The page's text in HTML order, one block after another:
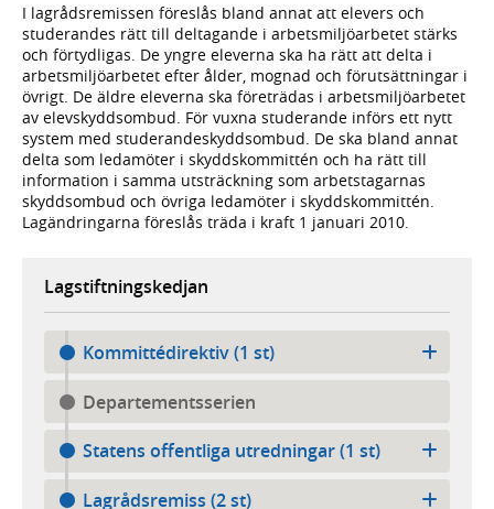
I lagrådsremissen föreslås bland annat att elevers och
studerandes rätt till deltagande i arbetsmiljöarbetet stärks
och förtydligas. De yngre eleverna ska ha rätt att delta i
arbetsmiljöarbetet efter ålder, mognad och förutsättningar i
övrigt. De äldre eleverna ska företrädas i arbetsmiljöarbetet
av elevskyddsombud. För vuxna studerande införs ett nytt
system med studerandeskyddsombud. De ska bland annat
delta som ledamöter i skyddskommittén och ha rätt till
information i samma utsträckning som arbetstagarnas
skyddsombud och övriga ledamöter i skyddskommittén.
Lagändringarna föreslås träda i kraft 1 januari 2010.
Lagstiftningskedjan
Kommittédirektiv (1 st)
Departementsserien
Statens offentliga utredningar (1 st)
Lagrådsremiss (2 st)